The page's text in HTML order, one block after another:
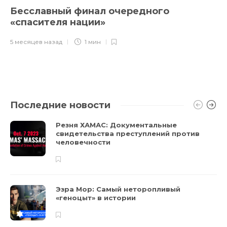
Бесславный финал очередного
«спасителя нации»
5 месяцев назад 1 мин
Последние новости
Резня ХАМАС: Документальные
свидетельства преступлений против
человечности
Эзра Мор: Самый неторопливый
«геноцыт» в истории